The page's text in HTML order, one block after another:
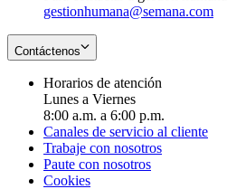
gestionhumana@semana.com
Contáctenos
Horarios de atención
Lunes a Viernes
8:00 a.m. a 6:00 p.m.
Canales de servicio al cliente
Trabaje con nosotros
Paute con nosotros
Cookies